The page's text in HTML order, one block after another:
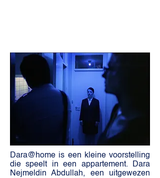
Dara@home is een kleine voorstelling
die speelt in een appartement.
Dara
Nejmeldin Abdullah, een uitgewezen